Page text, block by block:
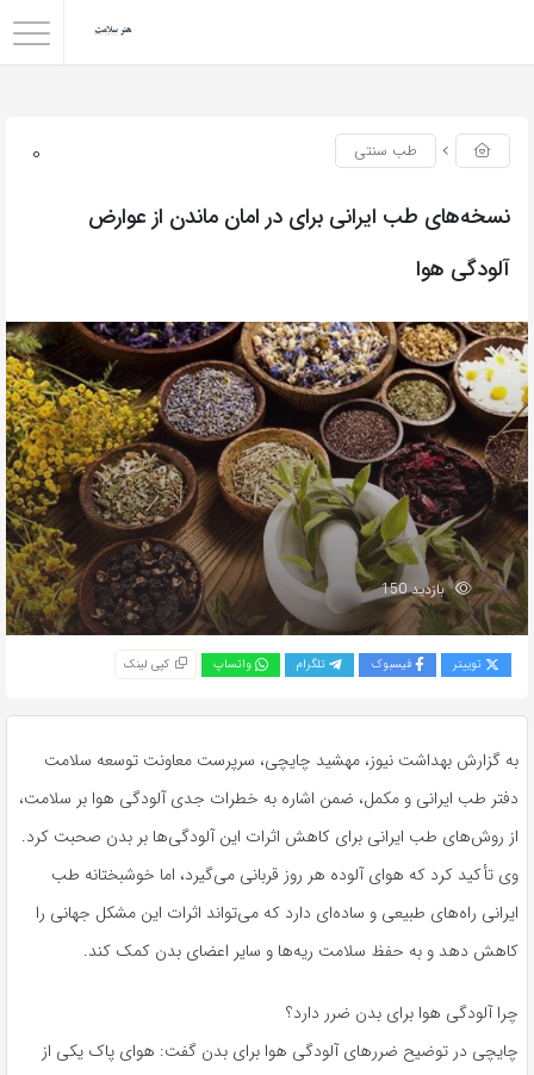
0 طب سنتی
نسخه‌های طب ایرانی برای در امان ماندن از عوارض
آلودگی هوا
بازدید 150
توییتر فیسبوک تلگرام واتساپ کپی لینک
به گزارش بهداشت نیوز، مهشید چایچی، سرپرست معاونت توسعه سلامت
دفتر طب ایرانی و مکمل، ضمن اشاره به خطرات جدی آلودگی هوا بر سلامت،
از روش‌های طب ایرانی برای کاهش اثرات این آلودگی‌ها بر بدن صحبت کرد.
وی تأکید کرد که هوای آلوده هر روز قربانی می‌گیرد، اما خوشبختانه طب
ایرانی راه‌های طبیعی و ساده‌ای دارد که می‌تواند اثرات این مشکل جهانی را
کاهش دهد و به حفظ سلامت ریه‌ها و سایر اعضای بدن کمک کند.
چرا آلودگی هوا برای بدن ضرر دارد؟
چایچی در توضیح ضررهای آلودگی هوا برای بدن گفت: هوای پاک یکی از